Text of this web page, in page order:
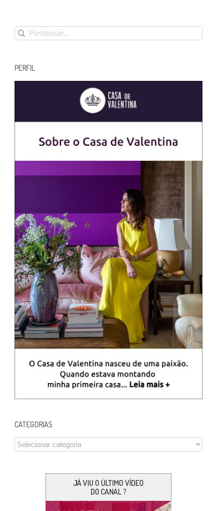
Buscar
resultados
PERFIL
CATEGORIAS
CATEGORIAS